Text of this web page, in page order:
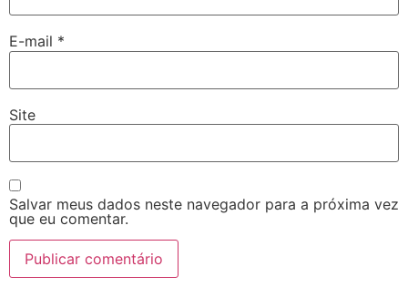
E-mail *
Site
Salvar meus dados neste navegador para a próxima vez
que eu comentar.